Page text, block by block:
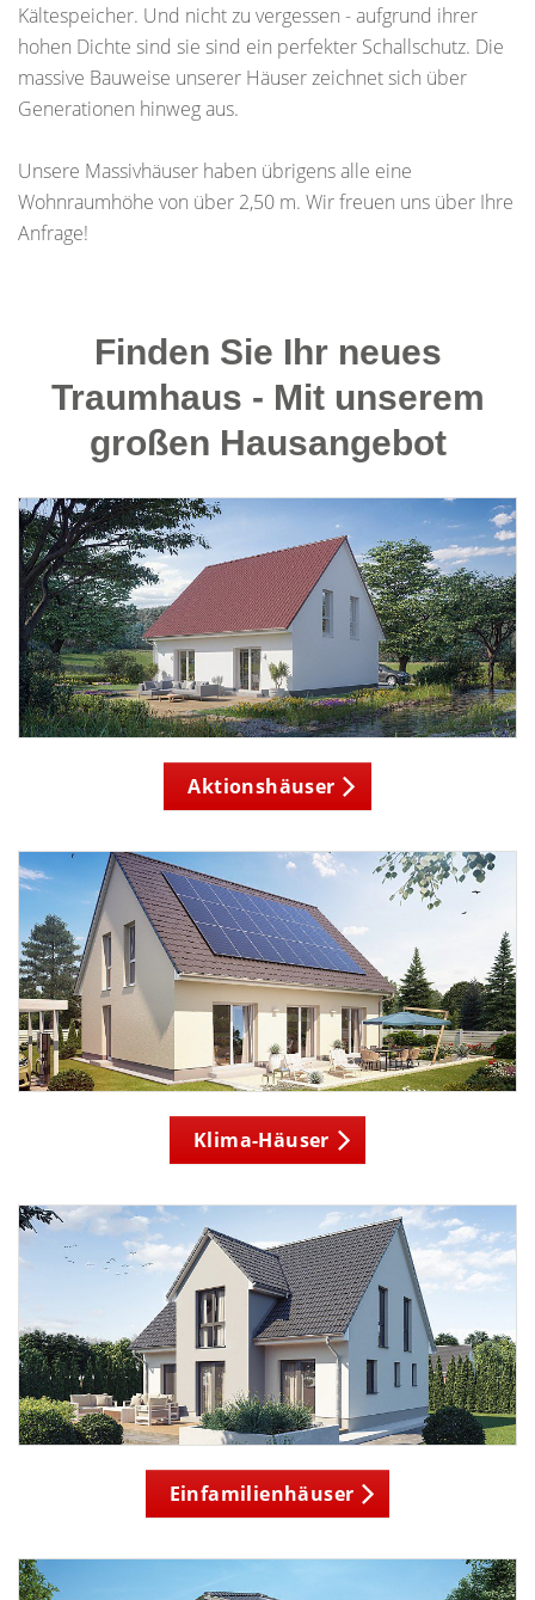
Kältespeicher. Und nicht zu vergessen - aufgrund ihrer
hohen Dichte sind sie sind ein perfekter Schallschutz. Die
massive Bauweise unserer Häuser zeichnet sich über
Generationen hinweg aus.
Unsere Massivhäuser haben übrigens alle eine
Wohnraumhöhe von über 2,50 m. Wir freuen uns über Ihre
Anfrage!
Finden Sie Ihr neues
Traumhaus - Mit unserem
großen Hausangebot
Aktionshäuser
Klima-Häuser
Einfamilienhäuser